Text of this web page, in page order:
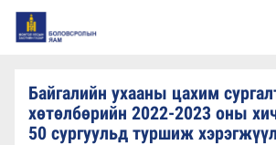
Байгалийн ухааны цахим
хөтөлбөрийн 2022-2023 оны
50 сургуульд туршиж